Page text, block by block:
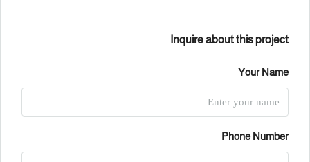
Inquire about this project
Your Name
Phone Number